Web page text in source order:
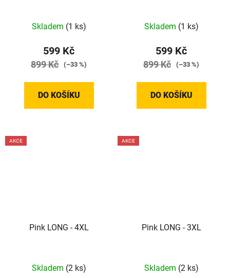
Skladem (1 ks)
599 Kč
899 Kč (–33 %)
DO KOŠÍKU
Skladem (1 ks)
599 Kč
899 Kč (–33 %)
DO KOŠÍKU
AKCE
Pink LONG - 4XL
Skladem (2 ks)
AKCE
Pink LONG - 3XL
Skladem (2 ks)